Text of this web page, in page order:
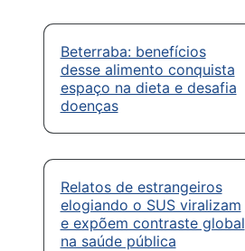
Beterraba: benefícios
desse alimento conquista
espaço na dieta e desafia
doenças
Relatos de estrangeiros
elogiando o SUS viralizam
e expõem contraste global
na saúde pública